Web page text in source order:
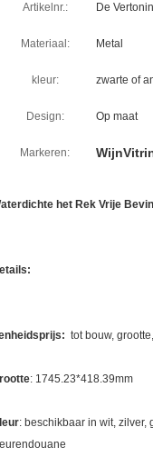
Artikelnr.: De
Materiaal: Metal
kleur: zwarte of
Design: Op maat
Markeren:
het Rek Vrije
tot bouw,
: 1745.23*418.39mm
: beschikbaar in wit, zilver,